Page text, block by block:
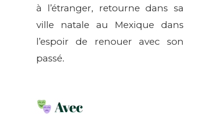
à l’étranger, retourne dans sa
ville natale au Mexique dans
l’espoir de renouer avec son
passé.
Avec